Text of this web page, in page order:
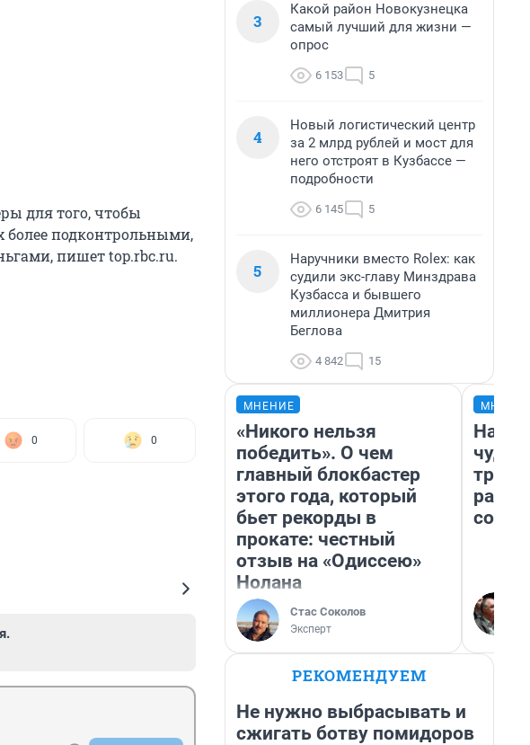
для того, чтобы
более подконтрольными,
пишет top.rbc.ru.
0 0
3
Какой район Новокузнецка
самый лучший для жизни —
опрос
6 153 5
4
Новый логистический центр
за 2 млрд рублей и мост для
него отстроят в Кузбассе —
подробности
6 145 5
5
Наручники вместо Rolex: как
судили экс-главу Минздрава
Кузбасса и бывшего
миллионера Дмитрия
Беглова
4 842 15
МНЕНИЕ
«Никого нельзя
победить». О чем
главный блокбастер
этого года, который
бьет рекорды в
прокате: честный
отзыв на «Одиссею»
Нолана
Стас Соколов
Эксперт
РЕКОМЕНДУЕМ
Не нужно выбрасывать и
сжигать ботву помидоров